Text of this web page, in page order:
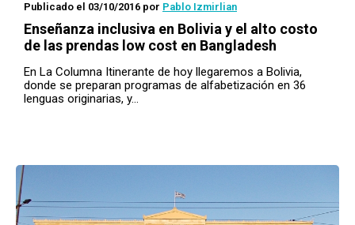
Publicado el 03/10/2016 por Pablo Izmirlian
Enseñanza inclusiva en Bolivia y el alto costo
de las prendas low cost en Bangladesh
En La Columna Itinerante de hoy llegaremos a Bolivia,
donde se preparan programas de alfabetización en 36
lenguas originarias, y…